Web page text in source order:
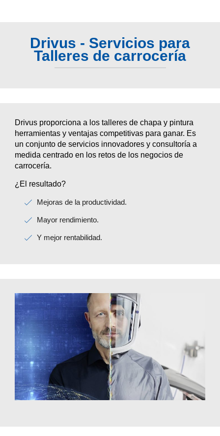
Drivus - Servicios para
Talleres de carrocería
Drivus proporciona a los talleres de chapa y pintura
herramientas y ventajas competitivas para ganar. Es
un conjunto de servicios innovadores y consultoría a
medida centrado en los retos de los negocios de
carrocería.
¿El resultado?
Mejoras de la productividad.
Mayor rendimiento.
Y mejor rentabilidad.